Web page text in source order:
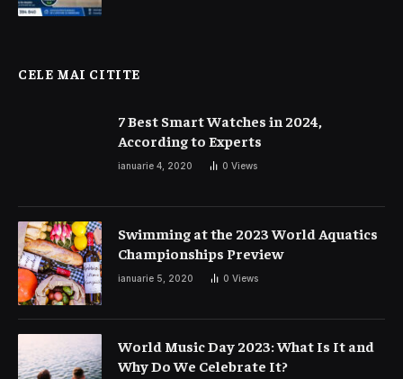
CELE MAI CITITE
7 Best Smart Watches in 2024,
According to Experts
ianuarie 4, 2020 0 Views
Swimming at the 2023 World Aquatics
Championships Preview
ianuarie 5, 2020 0 Views
World Music Day 2023: What Is It and
Why Do We Celebrate It?